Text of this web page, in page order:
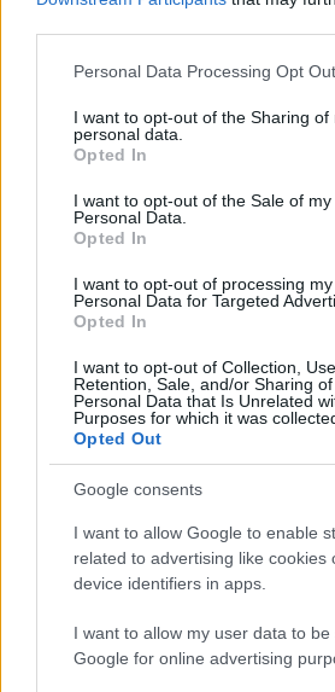
Please note that this website/app uses
not limited to your visit or usage
grant or deny consent to Google and
use your data for below specified
consent section.
Personal Data Processing Opt
I want to opt-out of the Sharing of
personal data.
Opted In
I want to opt-out of the Sale of my
Personal Data.
Opted In
I want to opt-out of processing my
Personal Data for Targeted
Opted In
I want to opt-out of Collection, Use,
Retention, Sale, and/or Sharing
Personal Data that Is Unrelated
Purposes for which it was
Opted Out
Google consents
I want to allow Google to enable
related to advertising like cookies
device identifiers in apps.
I want to allow my user data to be
Google for online advertising
Sigue leyendo
NEWS
Brent cae un 8.3% y arrastra a las
Lucía Herrera · 6 Ago 2026